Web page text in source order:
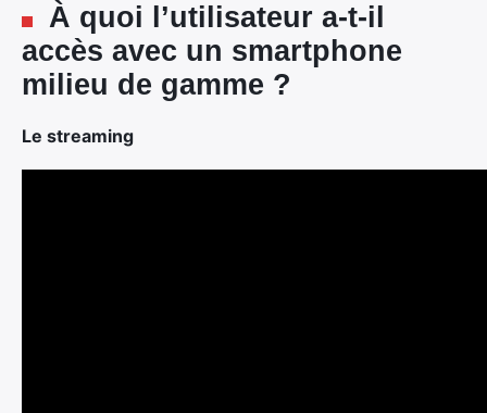
À quoi l’utilisateur a-t-il
accès avec un smartphone
milieu de gamme ?
Le streaming